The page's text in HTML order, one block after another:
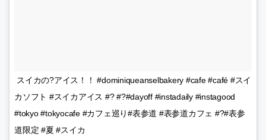
スイカの?アイス！！ #dominiqueanselbakery #cafe #café #スイ
カソフト #スイカアイス #? #?#dayoff #instadaily #instagood
#tokyo #tokyocafe #カフェ巡り#表参道 #表参道カフェ #?#表参
道限定 #夏 #スイカ